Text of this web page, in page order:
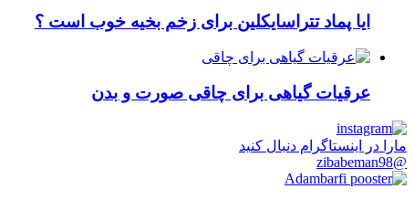
ایا پماد تتراسایکلین برای زخم بخیه خوب است ؟
عرقیات گیاهی برای چاقی صورت و بدن
مارا در اینستاگرام دنبال کنید
@zibabeman98